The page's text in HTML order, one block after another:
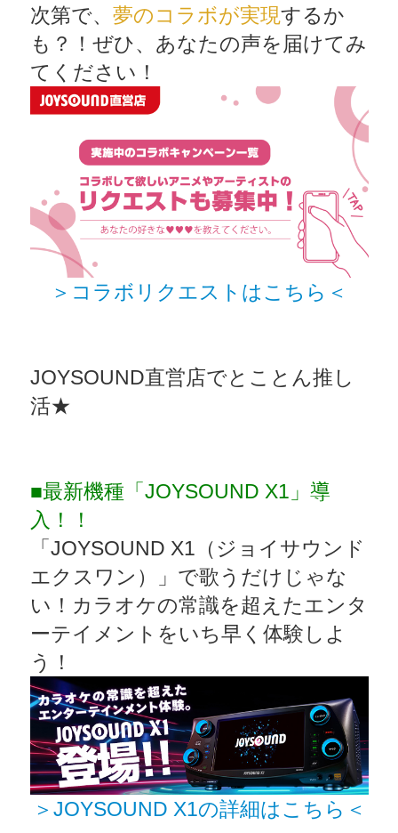
次第で、 夢のコラボが実現するか
も？！ぜひ、あなたの声を届けてみ
てください！
＞コラボリクエストはこちら＜
JOYSOUND直営店でとことん推し
活★
■最新機種「JOYSOUND X1」導
入！！
「JOYSOUND X1（ジョイサウンド
エクスワン）」で歌うだけじゃな
い！カラオケの常識を超えたエンタ
ーテイメントをいち早く体験しよ
う！
＞JOYSOUND X1の詳細はこちら＜